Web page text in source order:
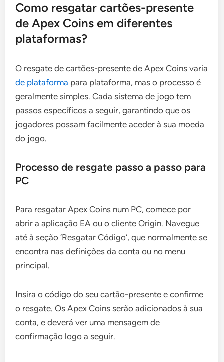
Como resgatar cartões-presente
de Apex Coins em diferentes
plataformas?
O resgate de cartões-presente de Apex Coins varia
de plataforma para plataforma, mas o processo é
geralmente simples. Cada sistema de jogo tem
passos específicos a seguir, garantindo que os
jogadores possam facilmente aceder à sua moeda
do jogo.
Processo de resgate passo a passo para
PC
Para resgatar Apex Coins num PC, comece por
abrir a aplicação EA ou o cliente Origin. Navegue
até à seção ‘Resgatar Código’, que normalmente se
encontra nas definições da conta ou no menu
principal.
Insira o código do seu cartão-presente e confirme
o resgate. Os Apex Coins serão adicionados à sua
conta, e deverá ver uma mensagem de
confirmação logo a seguir.